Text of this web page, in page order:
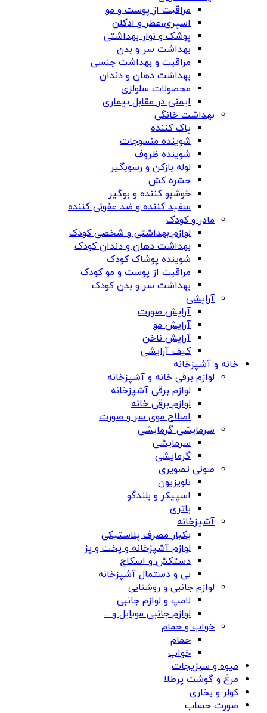
مراقبت از پوست و مو
اسپری،عطر و ادکلن
پوشک و نوار بهداشتی
بهداشت سر و بدن
مراقبت و بهداشت جنسی
بهداشت دهان و دندان
محصولات سلولزی
ایمنی در مقابل بیماری
بهداشت خانگی
پاک کننده
شوینده منسوجات
شوینده ظروف
لوله بازکن و رسوبگیر
حشره کش
خوشبو کننده و بوگیر
سفید کننده و ضد عفونی کننده
مادر و کودک
لوازم بهداشتی و شخصی کودک
بهداشت دهان و دندان کودک
شوینده پوشاک کودک
مراقبت از پوست و مو کودک
بهداشت سر و بدن کودک
آرایشی
آرایش صورت
آرایش مو
آرایش ناخن
کیف آرایشی
خانه و آشپزخانه
لوازم برقی خانه و آشپزخانه
لوازم برقی آشپزخانه
لوازم برقی خانه
اصلاح موی سر و صورت
سرمایشی گرمایشی
سرمایشی
گرمایشی
صوتی تصویری
تلویزیون
اسپیکر و بلندگو
باتری
آشپزخانه
یکبار مصرف پلاستیکی
لوازم آشپزخانه و پخت و پز
دستکش و اسکاج
تی و دستمال آشپزخانه
لوازم جانبی و روشنایی
لامپ و لوازم جانبی
لوازم جانبی موبایل و ...
خواب و حمام
حمام
خواب
میوه و سبزیجات
مرغ و گوشت پرطلا
کولر و بخاری
صورت حساب